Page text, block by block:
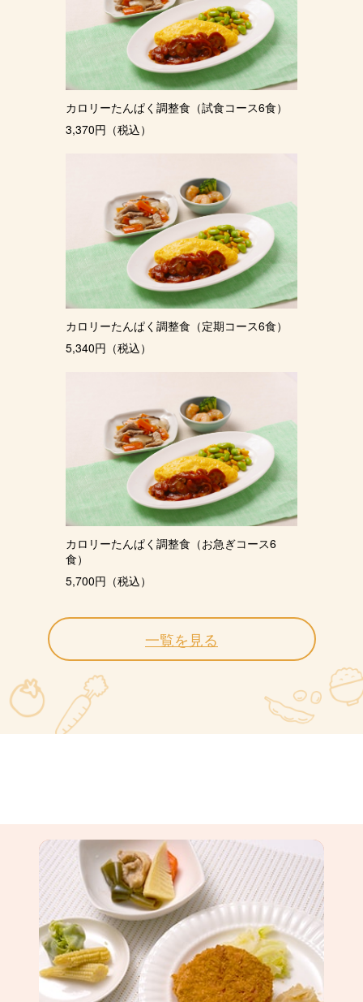
カロリーたんぱく調整食（試食コース6食）
3,370円（税込）
カロリーたんぱく調整食（定期コース6食）
5,340円（税込）
カロリーたんぱく調整食（お急ぎコース6
食）
5,700円（税込）
一覧を見る